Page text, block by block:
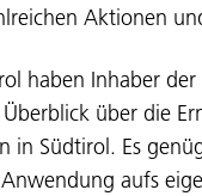
Aktionen
haben Inhaber
über die
in Südtirol. Es
aufs